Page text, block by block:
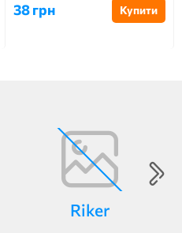
38 грн Купити
Riker